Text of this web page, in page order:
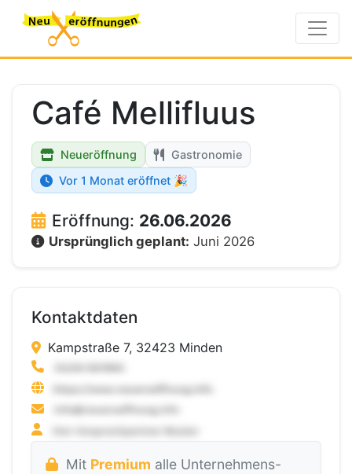
Café Mellifluus
Neueröffnung
Gastronomie
Vor 1 Monat eröffnet 🎉
Eröffnung: 26.06.2026
Ursprünglich geplant: Juni 2026
Kontaktdaten
Kampstraße 7, 32423 Minden
Mit Premium alle Unternehmens-